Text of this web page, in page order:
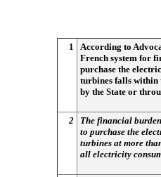
1
According to
French system for
purchase the
turbines falls within
by the State or
2
The financial
to purchase the
turbines at more
all electricity